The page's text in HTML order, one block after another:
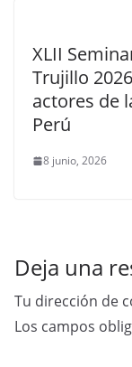
XLII
Trujillo
actores de
Perú
8 junio, 2026
Deja una
Tu dirección de
Los campos